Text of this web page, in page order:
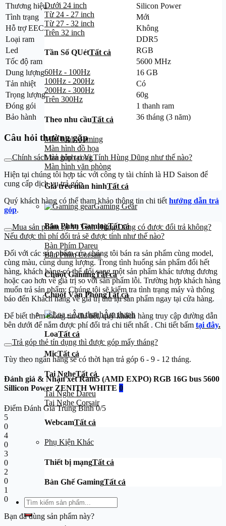
Dưới 24 inch
Từ 24 - 27 inch
Từ 27 - 32 inch
Trên 32 inch
Tần Số QUétTất cả
60Hz - 100Hz
100Hz - 200Hz
200Hz - 300Hz
Trên 300Hz
Theo nhu cầuTất cả
Màn hình Gaming
Màn hình đồ họa
Màn hình cong
Màn hình văn phòng
Giá treo màn hìnhTất cả
Gaming Gear
Bàn Phím GamingTất cả
Bàn Phím Dareu
Bàn Phím Corsair
Chuột GamingTất cả
Chuột Văn PhòngTất cả
Âm thanh
LoaTất cả
MicTất cả
Tai NgheTất cả
Tai Nghe Dareu
Tai Nghe Corsair
WebcamTất cả
Phụ Kiện Khác
Thiết bị mạngTất cả
Bàn Ghế GamingTất cả
Tìm
kiếm:
Thương hiệu
Silicon Power
Tình trạng
Mới
Hỗ trợ EEC
Không
Loại ram
DDR5
Led
RGB
Tốc độ ram
5600 MHz
Dung lượng
16 GB
Tản nhiệt
Có
Trọng lượng
60g
Đóng gói
1 thanh ram
Bảo hành
36 tháng (3 năm)
Câu hỏi thường gặp
Chính sách trả góp tại Vi Tính Hùng Dũng như thế nào?
Hiện tại chúng tôi hợp tác với công ty tài chính là HD Saison để
cung cấp dịch vụ trả góp.
Quý khách hàng có thể tham khảo thông tin chi tiết hướng dẫn trả
góp.
Mua sản phẩm tại Vi Tính Hùng Dũng có được đổi trả không?
Nếu được thì phí đổi trả sẽ được tính như thế nào?
Đối với các sản phẩm của chúng tôi bán ra sản phẩm cùng model,
cùng màu, cùng dung lượng. Trong tình huống sản phẩm đổi hết
hàng, khách hàng có thể đổi sang một sản phẩm khác tương đương
hoặc cao hơn về giá trị so với sản phẩm lỗi. Trường hợp khách hàng
muốn trả sản phẩm: Chúng tôi sẽ kiểm tra tình trạng máy và thông
báo đến Khách hàng về giá trị thu lại sản phẩm ngay tại cửa hàng.
Để biết thêm thông tin chi tiết, quý khách hàng truy cập đường dẫn
bên dưới để nắm được phí đổi trả chi tiết nhất . Chi tiết bấm tại đây.
Trả góp thẻ tín dụng thì được góp mấy tháng?
Tùy theo ngân hàng sẽ có thời hạn trả góp 6 - 9 - 12 tháng.
Đánh giá & Nhận xét Ram5 (AMD EXPO) RGB 16G bus 5600
Sillicon Power ZENITH WHITE 0
Điểm Đánh Giá Trung Bình 0/5
5
0
4
0
3
0
2
0
1
0
Bạn đã dùng sản phẩm này?